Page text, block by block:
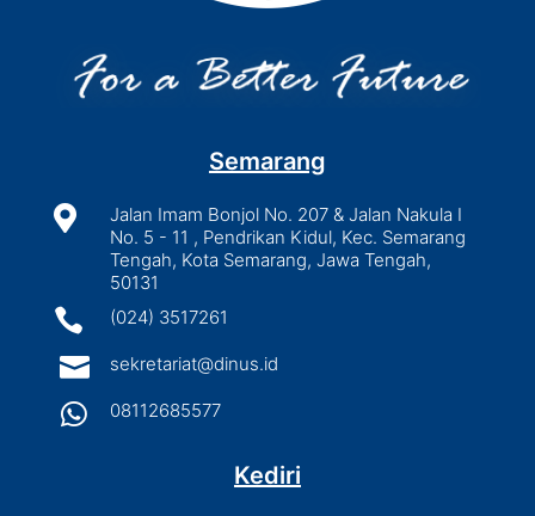
Semarang

Jalan Imam Bonjol No. 207 & Jalan Nakula I
No. 5 - 11 , Pendrikan Kidul, Kec. Semarang
Tengah, Kota Semarang, Jawa Tengah,
50131
 (024) 3517261
 sekretariat@dinus.id
 08112685577
Kediri